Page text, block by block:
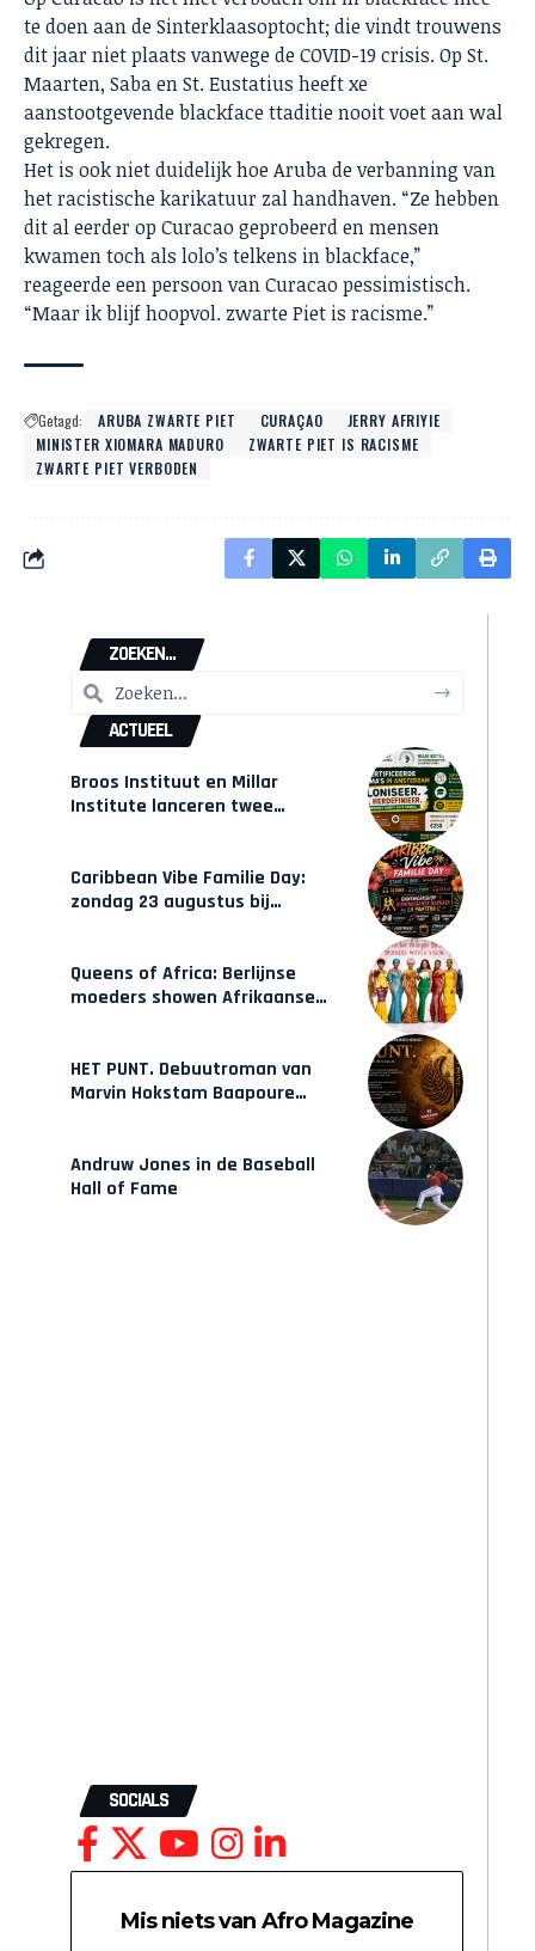
te doen aan de Sinterklaasoptocht; die vindt trouwens
dit jaar niet plaats vanwege de COVID-19 crisis. Op St.
Maarten, Saba en St. Eustatius heeft xe
aanstootgevende blackface ttaditie nooit voet aan wal
gekregen.
Het is ook niet duidelijk hoe Aruba de verbanning van
het racistische karikatuur zal handhaven. “Ze hebben
dit al eerder op Curacao geprobeerd en mensen
kwamen toch als lolo’s telkens in blackface,”
reageerde een persoon van Curacao pessimistisch.
“Maar ik blijf hoopvol. zwarte Piet is racisme.”
Getagd: ARUBA ZWARTE PIET CURAÇAO
JERRY AFRIYIE
MINISTER XIOMARA MADURO
ZWARTE PIET IS RACISME
ZWARTE PIET VERBODEN
ZOEKEN...
ACTUEEL
Broos Instituut en Millar
Institute lanceren twee
Caribbean Vibe Familie Day:
zondag 23 augustus bij
Queens of Africa: Berlijnse
moeders showen Afrikaanse
HET PUNT. Debuutroman van
Marvin Hokstam Baapoure
Andruw Jones in de Baseball
Hall of Fame
SOCIALS
Mis niets van Afro Magazine